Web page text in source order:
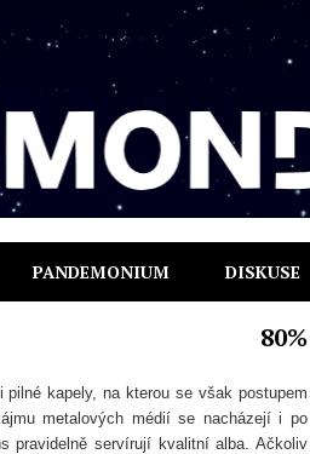
PANDEMONIUM DISKUSE
80%
pilné kapely, na kterou se však postupem
metalových médií se nacházejí i po
pravidelně servírují kvalitní alba. Ačkoliv